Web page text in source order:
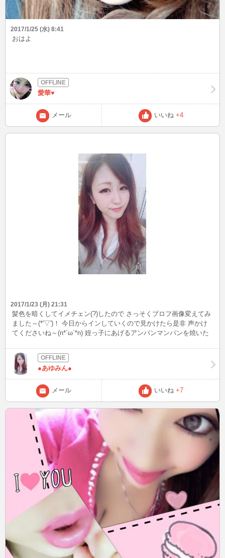
2017/1/25 (水) 8:41
おはよ
愛華♥
メール いいね +4
2017/1/23 (月) 21:31
髪色を暗くしてイメチェン(?)したので さっそくプロフ画像変えてみ
ました～(*'▽')！ 今日からインしていくので見かけたら是非 声かけ
てくださいね～(n*´ω`*n) 姪っ子にあげるアンパンマンパンを焼いた
●あゆみん●
メール いいね +7